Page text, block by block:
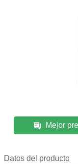
Mejor
Datos del producto